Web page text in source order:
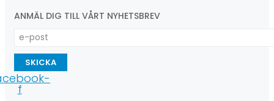
ANMÄL DIG TILL VÅRT NYHETSBREV
SKICKA
f